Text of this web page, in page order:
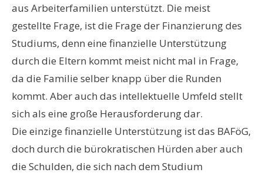
aus Arbeiterfamilien unterstützt. Die meist
gestellte Frage, ist die Frage der Finanzierung des
Studiums, denn eine finanzielle Unterstützung
durch die Eltern kommt meist nicht mal in Frage,
da die Familie selber knapp über die Runden
kommt. Aber auch das intellektuelle Umfeld stellt
sich als eine große Herausforderung dar.
Die einzige finanzielle Unterstützung ist das BAFöG,
doch durch die bürokratischen Hürden aber auch
die Schulden, die sich nach dem Studium